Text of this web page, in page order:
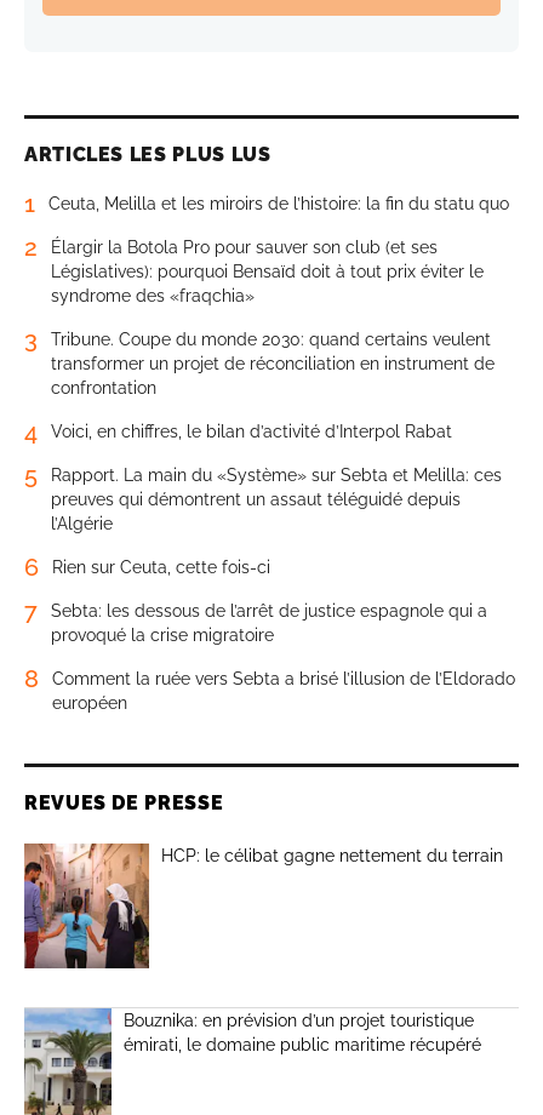
ARTICLES LES PLUS LUS
1 Ceuta, Melilla et les miroirs de l’histoire: la fin du statu quo
2
Élargir la Botola Pro pour sauver son club (et ses
Législatives): pourquoi Bensaïd doit à tout prix éviter le
syndrome des «fraqchia»
3
Tribune. Coupe du monde 2030: quand certains veulent
transformer un projet de réconciliation en instrument de
confrontation
4 Voici, en chiffres, le bilan d’activité d’Interpol Rabat
5
Rapport. La main du «Système» sur Sebta et Melilla: ces
preuves qui démontrent un assaut téléguidé depuis
l’Algérie
6 Rien sur Ceuta, cette fois-ci
7
Sebta: les dessous de l’arrêt de justice espagnole qui a
provoqué la crise migratoire
8
Comment la ruée vers Sebta a brisé l’illusion de l’Eldorado
européen
REVUES DE PRESSE
HCP: le célibat gagne nettement du terrain
Bouznika: en prévision d’un projet touristique
émirati, le domaine public maritime récupéré